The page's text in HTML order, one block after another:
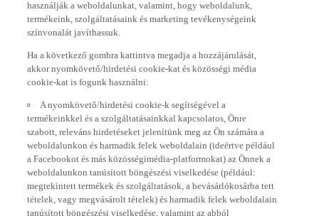
termékeink, szolgáltatásaink és marketing tevékenységeink
színvonalát javíthassuk.
akkor nyomkövető/hirdetési cookie-kat és közösségi média
cookie-kat is fogunk használni:
termékeinkkel és a szolgáltatásainkkal kapcsolatos, Önre
szabott, releváns hirdetéseket jelenítünk meg az Ön számára a
weboldalunkon és harmadik felek weboldalain (ideértve például
a Facebookot és más közösségimédia-platformokat) az Önnek a
weboldalunkon tanúsított böngészési viselkedése (például:
megtekintett termékek és szolgáltatások, a bevásárlókosárba tett
tételek, vagy megvásárolt tételek) és harmadik felek weboldalain
tanúsított böngészési viselkedése, valamint az abból